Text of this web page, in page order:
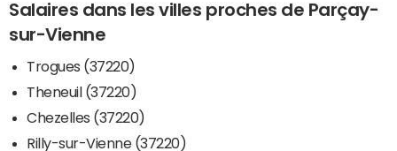
Salaires dans les villes proches de Parçay-
sur-Vienne
Trogues (37220)
Theneuil (37220)
Chezelles (37220)
Rilly-sur-Vienne (37220)